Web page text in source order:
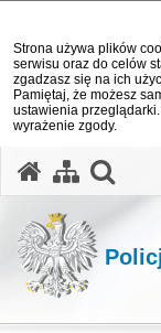
Strona używa plików
serwisu oraz do celów
zgadzasz się na ich
Pamiętaj, że możesz
ustawienia
wyrażenie zgody.